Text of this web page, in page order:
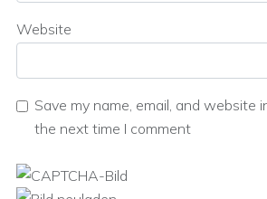
Website
Save my name, email, and website
the next time I comment